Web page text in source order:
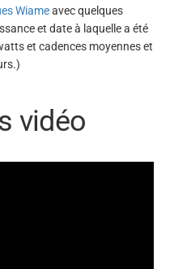
Wiameavec quelques
et date à laquelle a été
et cadences moyennes et
vidéo